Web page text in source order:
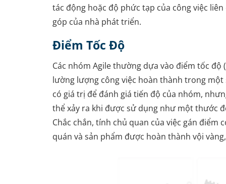
tác động hoặc độ phức tạp của công việc
góp của nhà phát triển.
Điểm Tốc Độ
Các nhóm Agile thường dựa vào điểm tốc độ
lường lượng công việc hoàn thành trong
có giá trị để đánh giá tiến độ của nhóm,
thể xảy ra khi được sử dụng như một thước
Chắc chắn, tính chủ quan của việc gán điểm
quán và sản phẩm được hoàn thành vội